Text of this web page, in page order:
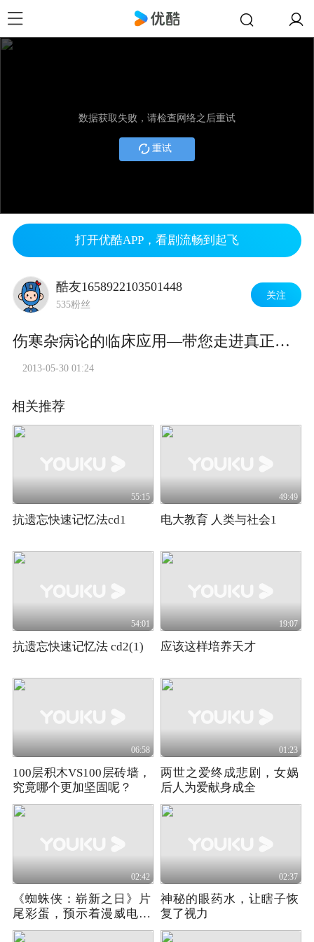
数据获取失败，请检查网络之后重试
重试
打开优酷APP，看剧流畅到起飞
酷友1658922103501448
535粉丝
关注
伤寒杂病论的临床应用—带您走进真正的仲景 新区第三次课2
2013-05-30 01:24
相关推荐
55:15
抗遗忘快速记忆法cd1
49:49
电大教育 人类与社会1
54:01
抗遗忘快速记忆法 cd2(1)
19:07
应该这样培养天才
06:58
100层积木VS100层砖墙，
究竟哪个更加坚固呢？
01:23
两世之爱终成悲剧，女娲
后人为爱献身成全
02:42
《蜘蛛侠：崭新之日》片
尾彩蛋，预示着漫威电影
宇宙的未来走向！
02:37
神秘的眼药水，让瞎子恢
复了视力